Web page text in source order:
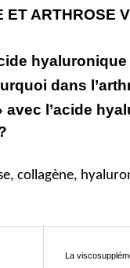
ET ARTHROSE
dans
avec l’acide
,collagène,
La